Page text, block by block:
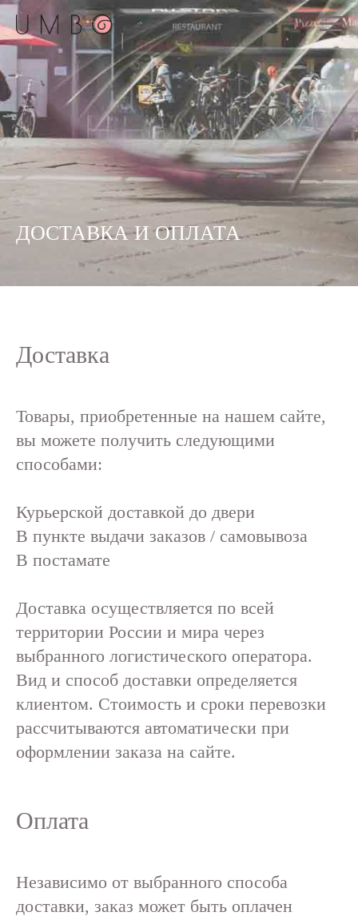
ДОСТАВКА И ОПЛАТА
Доставка
Товары, приобретенные на нашем сайте,
вы можете получить следующими
способами:
Курьерской доставкой до двери
В пункте выдачи заказов / самовывоза
В постамате
Доставка осуществляется по всей
территории России и мира через
выбранного логистического оператора.
Вид и способ доставки определяется
клиентом. Стоимость и сроки перевозки
рассчитываются автоматически при
оформлении заказа на сайте.
Оплата
Независимо от выбранного способа
доставки, заказ может быть оплачен